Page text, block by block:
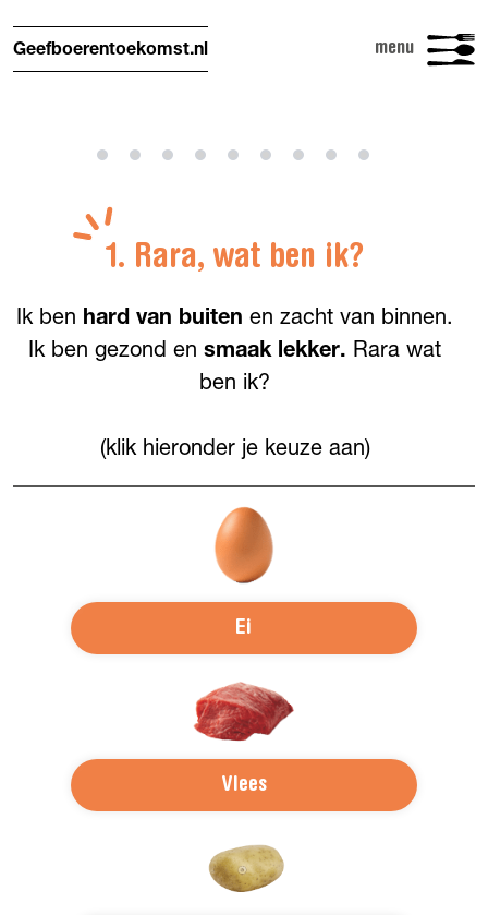
Geefboerentoekomst.nl menu
1. Rara, wat ben ik?
Ik ben hard van buiten en zacht van binnen.
Ik ben gezond ensmaak lekker. Rara wat
ben ik?
(klik hieronder je keuze aan)
Ei
Vlees